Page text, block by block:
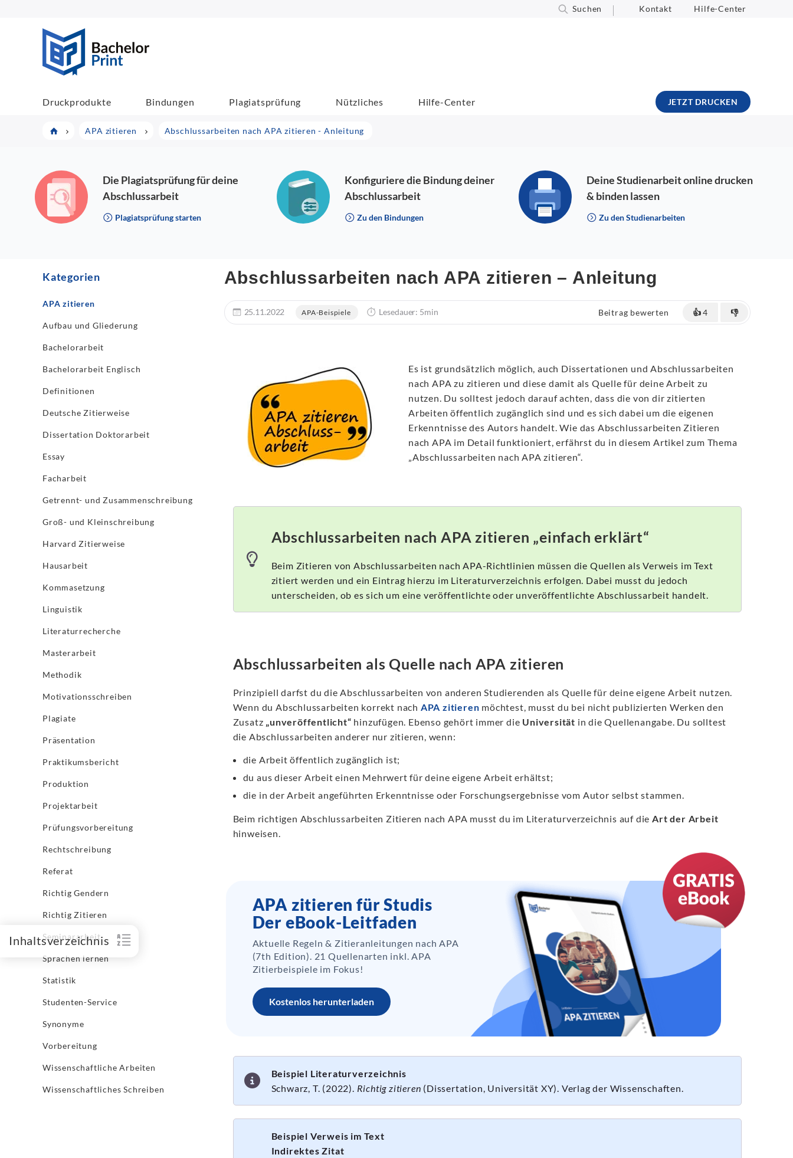
Suchen Kontakt Hilfe-Center
Druckprodukte Bindungen Plagiatsprüfung Nützliches Hilfe-Center JETZT DRUCKEN
APA zitieren Abschlussarbeiten nach APA zitieren - Anleitung
Die Plagiatsprüfung für deine
Abschlussarbeit
Plagiatsprüfung starten
Konfiguriere die Bindung deiner
Abschlussarbeit
Zu den Bindungen
Deine Studienarbeit online drucken
& binden lassen
Zu den Studienarbeiten
Kategorien
APA zitieren
Aufbau und Gliederung
Bachelorarbeit
Bachelorarbeit Englisch
Definitionen
Deutsche Zitierweise
Dissertation Doktorarbeit
Essay
Facharbeit
Getrennt- und Zusammenschreibung
Groß- und Kleinschreibung
Harvard Zitierweise
Hausarbeit
Kommasetzung
Linguistik
Literaturrecherche
Masterarbeit
Methodik
Motivationsschreiben
Plagiate
Präsentation
Praktikumsbericht
Produktion
Projektarbeit
Prüfungsvorbereitung
Rechtschreibung
Referat
Richtig Gendern
Richtig Zitieren
Seminararbeit
Sprachen lernen
Statistik
Studenten-Service
Synonyme
Vorbereitung
Wissenschaftliche Arbeiten
Wissenschaftliches Schreiben
Abschlussarbeiten nach APA zitieren – Anleitung
25.11.2022 APA-Beispiele Lesedauer: 5min Beitrag bewerten 👍4 👎
Inhaltsverzeichnis
Es ist grundsätzlich möglich, auch Dissertationen und Abschlussarbeiten
nach APA zu zitieren und diese damit als Quelle für deine Arbeit zu
nutzen. Du solltest jedoch darauf achten, dass die von dir zitierten
Arbeiten öffentlich zugänglich sind und es sich dabei um die eigenen
Erkenntnisse des Autors handelt. Wie das Abschlussarbeiten Zitieren
nach APA im Detail funktioniert, erfährst du in diesem Artikel zum Thema
„Abschlussarbeiten nach APA zitieren“.
Abschlussarbeiten nach APA zitieren „einfach erklärt“
Beim Zitieren von Abschlussarbeiten nach APA-Richtlinien müssen die Quellen als Verweis im Text
zitiert werden und ein Eintrag hierzu im Literaturverzeichnis erfolgen. Dabei musst du jedoch
unterscheiden, ob es sich um eine veröffentlichte oder unveröffentlichte Abschlussarbeit handelt.
Abschlussarbeiten als Quelle nach APA zitieren
Prinzipiell darfst du die Abschlussarbeiten von anderen Studierenden als Quelle für deine eigene Arbeit nutzen.
Wenn du Abschlussarbeiten korrekt nach APA zitieren möchtest, musst du bei nicht publizierten Werken den
Zusatz „unveröffentlicht“ hinzufügen. Ebenso gehört immer die Universität in die Quellenangabe. Du solltest
die Abschlussarbeiten anderer nur zitieren, wenn:
die Arbeit öffentlich zugänglich ist;
du aus dieser Arbeit einen Mehrwert für deine eigene Arbeit erhältst;
die in der Arbeit angeführten Erkenntnisse oder Forschungsergebnisse vom Autor selbst stammen.
Beim richtigen Abschlussarbeiten Zitieren nach APA musst du im Literaturverzeichnis auf die Art der Arbeit
hinweisen.
APA zitieren für Studis
Der eBook-Leitfaden
Aktuelle Regeln & Zitieranleitungen nach APA
(7th Edition). 21 Quellenarten inkl. APA
Zitierbeispiele im Fokus!
Kostenlos herunterladen
Beispiel Literaturverzeichnis
Schwarz, T. (2022). Richtig zitieren (Dissertation, Universität XY). Verlag der Wissenschaften.
Beispiel Verweis im Text
Indirektes Zitat